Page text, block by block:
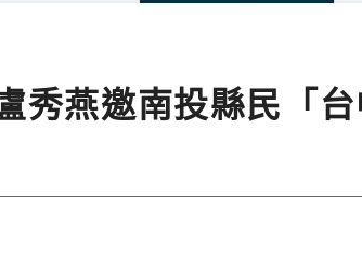
燕邀南投縣民「台